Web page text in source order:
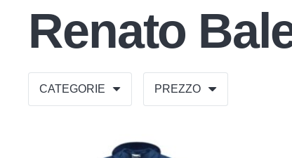
Renato
CATEGORIE PREZZO